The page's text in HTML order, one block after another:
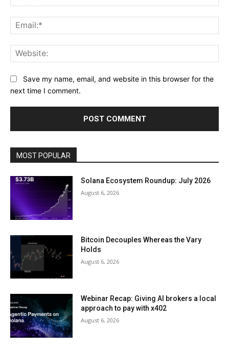
Save my name, email, and website in this browser for the
next time I comment.
MOST POPULAR
Solana Ecosystem Roundup: July 2026
August 6, 2026
Bitcoin Decouples Whereas the Vary
Holds
August 6, 2026
Webinar Recap: Giving AI brokers a local
approach to pay with x402
August 6, 2026